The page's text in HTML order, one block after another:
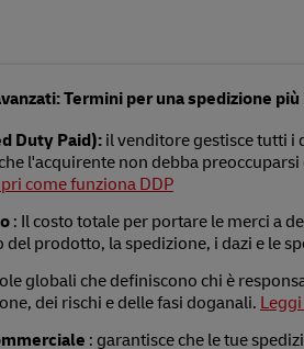
Termini per una spedizione
Duty Paid):il venditore gestisce tutti i
l'acquirente non debba preoccuparsi
come funziona DDP
: Il costo totale per portare le merci a
del prodotto, la spedizione, i dazi e le
globali che definiscono chi è
dei rischi e delle fasi doganali.
: garantisce che le tue